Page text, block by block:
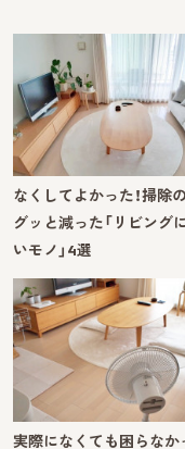
なくしてよかった！掃除
グッと減った「リビング
いモノ」4選
実際になくても困らなか